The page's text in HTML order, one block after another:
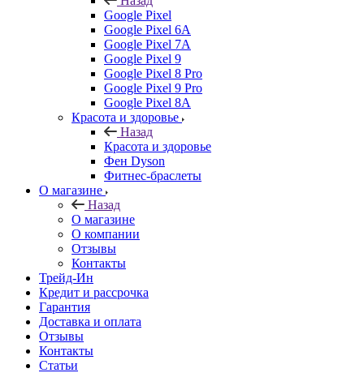
Google Pixel
Google Pixel 6A
Google Pixel 7А
Google Pixel 9
Google Pixel 8 Pro
Google Pixel 9 Pro
Google Pixel 8A
Красота и здоровье
Назад
Красота и здоровье
Фен Dyson
Фитнес-браслеты
О магазине
Назад
О магазине
О компании
Отзывы
Контакты
Трейд-Ин
Кредит и рассрочка
Гарантия
Доставка и оплата
Отзывы
Контакты
Статьи